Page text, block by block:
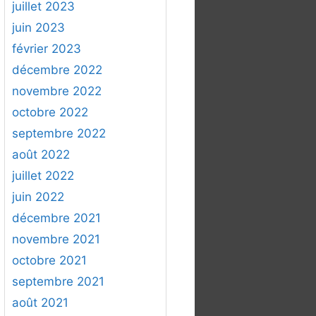
juillet 2023
juin 2023
février 2023
décembre 2022
novembre 2022
octobre 2022
septembre 2022
août 2022
juillet 2022
juin 2022
décembre 2021
novembre 2021
octobre 2021
septembre 2021
août 2021